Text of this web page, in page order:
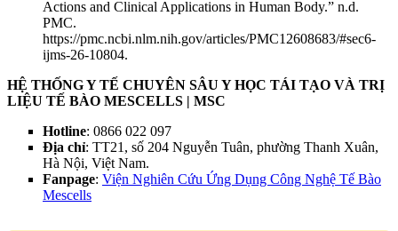
Actions and Clinical Applications in Human Body.” n.d.
PMC.
https://pmc.ncbi.nlm.nih.gov/articles/PMC12608683/#sec6-
ijms-26-10804.
HỆ THỐNG Y TẾ CHUYÊN SÂU Y HỌC TÁI TẠO VÀ TRỊ
LIỆU TẾ BÀO MESCELLS | MSC
Hotline: 0866 022 097
Địa chỉ: TT21, số 204 Nguyễn Tuân, phường Thanh Xuân,
Hà Nội, Việt Nam.
Fanpage: Viện Nghiên Cứu Ứng Dụng Công Nghệ Tế Bào
Mescells